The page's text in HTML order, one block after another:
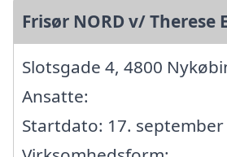
Frisør NORD v/ Therese
Slotsgade 4, 4800
Ansatte:
Startdato: 17. september